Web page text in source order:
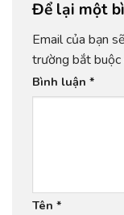
Để lại một
Email của bạn
trường bắt buộc
Bình luận *
Tên *